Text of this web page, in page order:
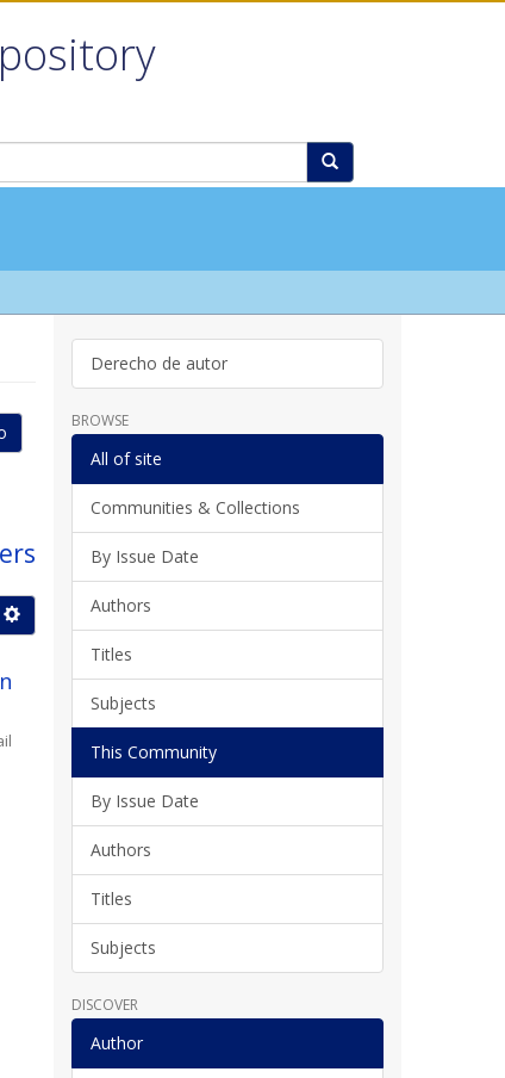
Derecho de autor
BROWSE
All of site
Communities & Collections
By Issue Date
Authors
Titles
Subjects
This Community
By Issue Date
Authors
Titles
Subjects
DISCOVER
Author